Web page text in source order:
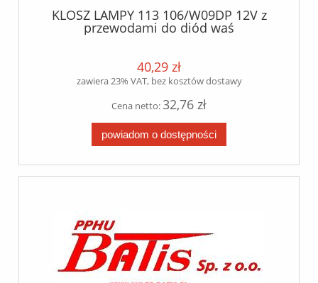
KLOSZ LAMPY 113 106/W09DP 12V z
przewodami do diód waś
40,29 zł
zawiera 23% VAT, bez kosztów dostawy
Cena netto:32,76 zł
powiadom o dostępności